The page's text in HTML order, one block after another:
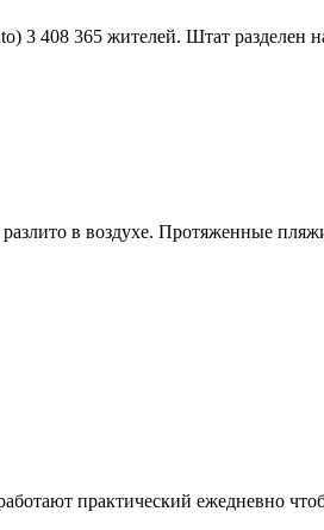
3 408 365 жителей. Штат разделен
разлито в воздухе. Протяженные
практический ежедневно